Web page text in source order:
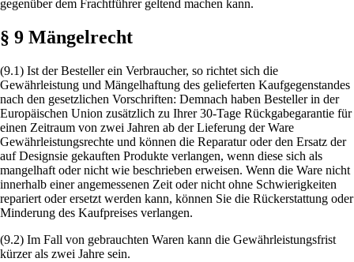
gegenüber dem Frachtführer geltend machen kann.
§ 9 Mängelrecht
(9.1) Ist der Besteller ein Verbraucher, so richtet sich die
Gewährleistung und Mängelhaftung des gelieferten Kaufgegenstandes
nach den gesetzlichen Vorschriften: Demnach haben Besteller in der
Europäischen Union zusätzlich zu Ihrer 30-Tage Rückgabegarantie für
einen Zeitraum von zwei Jahren ab der Lieferung der Ware
Gewährleistungsrechte und können die Reparatur oder den Ersatz der
auf Designsie gekauften Produkte verlangen, wenn diese sich als
mangelhaft oder nicht wie beschrieben erweisen. Wenn die Ware nicht
innerhalb einer angemessenen Zeit oder nicht ohne Schwierigkeiten
repariert oder ersetzt werden kann, können Sie die Rückerstattung oder
Minderung des Kaufpreises verlangen.
(9.2) Im Fall von gebrauchten Waren kann die Gewährleistungsfrist
kürzer als zwei Jahre sein.